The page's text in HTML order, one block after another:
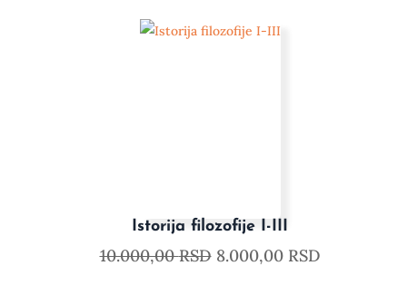
Istorija filozofije I-III
10.000,00RSD 8.000,00 RSD